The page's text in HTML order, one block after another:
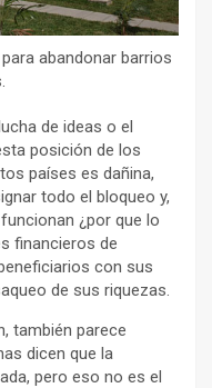
abandonar barrios
de ideas o el
posición de los
países es dañina,
todo el bloqueo y,
¿por que lo
financieros de
con sus
de sus riquezas.
también parece
dicen que la
pero eso no es el